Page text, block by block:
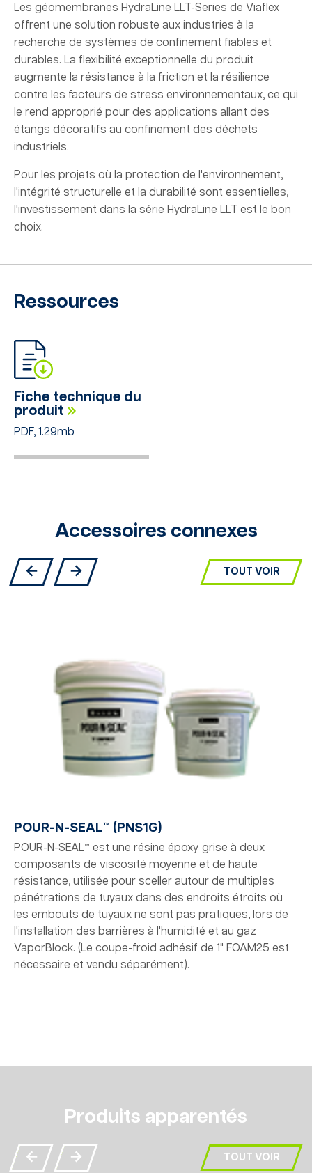
Les géomembranes HydraLine LLT-Series de Viaflex
offrent une solution robuste aux industries à la
recherche de systèmes de confinement fiables et
durables. La flexibilité exceptionnelle du produit
augmente la résistance à la friction et la résilience
contre les facteurs de stress environnementaux, ce qui
le rend approprié pour des applications allant des
étangs décoratifs au confinement des déchets
industriels.
Pour les projets où la protection de l'environnement,
l'intégrité structurelle et la durabilité sont essentielles,
l'investissement dans la série HydraLine LLT est le bon
choix.
Ressources
Fiche technique du
produit
PDF, 1.29mb
Accessoires connexes
TOUT VOIR
POUR-N-SEAL™ (PNS1G)
POUR-N-SEAL™ est une résine époxy grise à deux
composants de viscosité moyenne et de haute
résistance, utilisée pour sceller autour de multiples
pénétrations de tuyaux dans des endroits étroits où
les embouts de tuyaux ne sont pas pratiques, lors de
l'installation des barrières à l'humidité et au gaz
VaporBlock. (Le coupe-froid adhésif de 1" FOAM25 est
nécessaire et vendu séparément).
Produits apparentés
TOUT VOIR